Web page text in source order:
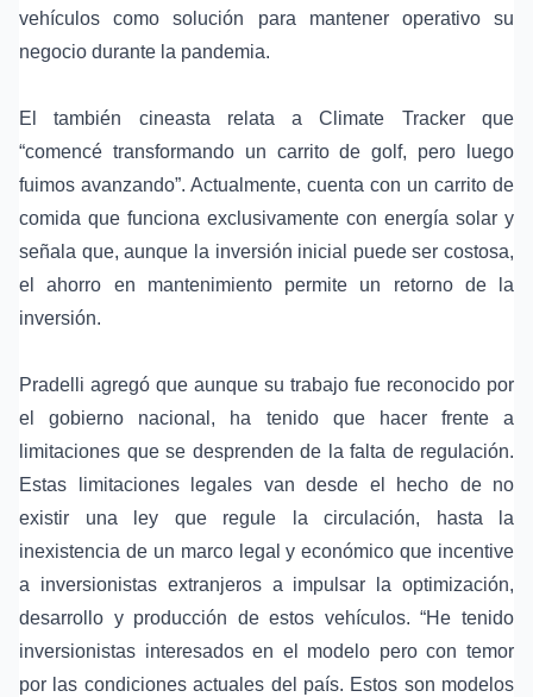
vehículos como solución para mantener operativo su
negocio durante la pandemia.
El también cineasta relata a Climate Tracker que
“comencé transformando un carrito de golf, pero luego
fuimos avanzando”. Actualmente, cuenta con un carrito de
comida que funciona exclusivamente con energía solar y
señala que, aunque la inversión inicial puede ser costosa,
el ahorro en mantenimiento permite un retorno de la
inversión.
Pradelli agregó que aunque su trabajo fue reconocido por
el gobierno nacional, ha tenido que hacer frente a
limitaciones que se desprenden de la falta de regulación.
Estas limitaciones legales van desde el hecho de no
existir una ley que regule la circulación, hasta la
inexistencia de un marco legal y económico que incentive
a inversionistas extranjeros a impulsar la optimización,
desarrollo y producción de estos vehículos. “He tenido
inversionistas interesados en el modelo pero con temor
por las condiciones actuales del país. Estos son modelos